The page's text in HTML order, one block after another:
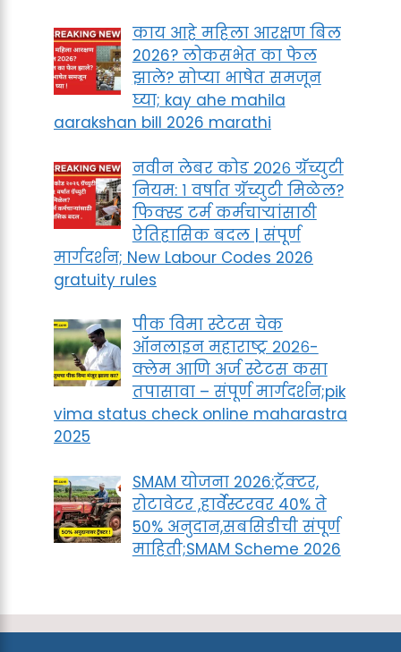
काय आहे महिला आरक्षण बिल
2026? लोकसभेत का फेल
झाले? सोप्या भाषेत समजून
घ्या; kay ahe mahila
aarakshan bill 2026 marathi
नवीन लेबर कोड २०२६ ग्रॅच्युटी
नियम: १ वर्षात ग्रॅच्युटी मिळेल?
फिक्स्ड टर्म कर्मचाऱ्यांसाठी
ऐतिहासिक बदल | संपूर्ण
मार्गदर्शन; New Labour Codes 2026
gratuity rules
पीक विमा स्टेटस चेक
ऑनलाइन महाराष्ट्र २०२६-
क्लेम आणि अर्ज स्टेटस कसा
तपासावा – संपूर्ण मार्गदर्शन;pik
vima status check online maharastra
2025
SMAM योजना 2026:ट्रॅक्टर,
रोटावेटर ,हार्वेस्टरवर 40% ते
50% अनुदान,सबसिडीची संपूर्ण
माहिती;SMAM Scheme 2026